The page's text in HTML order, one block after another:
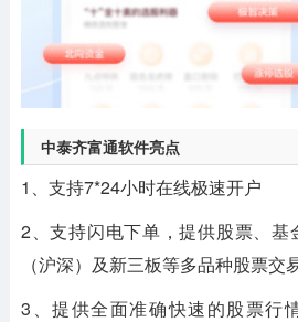
中泰齐富通软件亮点
1、支持7*24小时在线极速开户
2、支持闪电下单，提供股票、基
（沪深）及新三板等多品种股票交
3、提供全面准确快速的股票行